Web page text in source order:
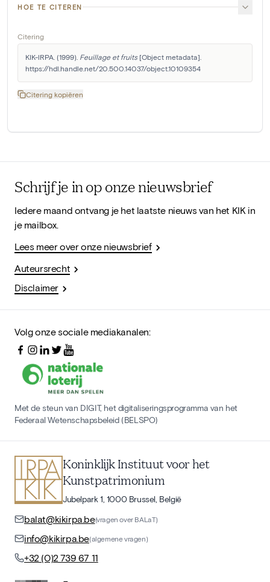
HOE TE CITEREN
Citering
KIK-IRPA. (1999). Feuillage et fruits [Object metadata].
https://hdl.handle.net/20.500.14037/object.10109354
Citering kopiëren
Schrijf je in op onze nieuwsbrief
Iedere maand ontvang je het laatste nieuws van het KIK in
je mailbox.
Lees meer over onze nieuwsbrief
Auteursrecht
Disclaimer
Volg onze sociale mediakanalen:
Met de steun van DIGIT, het digitaliseringsprogramma van het
Federaal Wetenschapsbeleid (BELSPO)
Koninklijk Instituut voor het
Kunstpatrimonium
Jubelpark 1, 1000 Brussel, België
balat@kikirpa.be(vragen over BALaT)
info@kikirpa.be(algemene vragen)
+32 (0)2 739 67 11